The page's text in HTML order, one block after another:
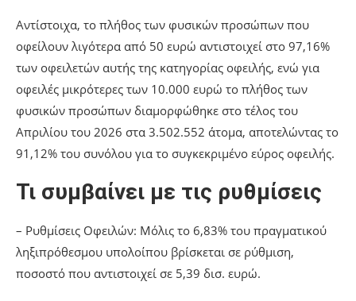
Αντίστοιχα, το πλήθος των φυσικών προσώπων που
οφείλουν λιγότερα από 50 ευρώ αντιστοιχεί στο 97,16%
των οφειλετών αυτής της κατηγορίας οφειλής, ενώ για
οφειλές μικρότερες των 10.000 ευρώ το πλήθος των
φυσικών προσώπων διαμορφώθηκε στο τέλος του
Απριλίου του 2026 στα 3.502.552 άτομα, αποτελώντας το
91,12% του συνόλου για το συγκεκριμένο εύρος οφειλής.
Τι συμβαίνει με τις ρυθμίσεις
– Ρυθμίσεις Οφειλών: Μόλις το 6,83% του πραγματικού
ληξιπρόθεσμου υπολοίπου βρίσκεται σε ρύθμιση,
ποσοστό που αντιστοιχεί σε 5,39 δισ. ευρώ.